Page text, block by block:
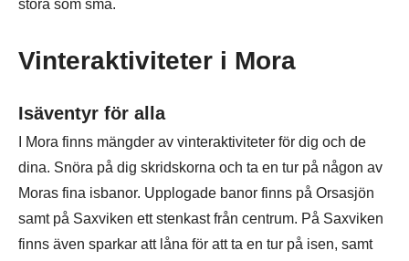
stora som små.
Vinteraktiviteter i Mora
Isäventyr för alla
I Mora finns mängder av vinteraktiviteter för dig och de
dina. Snöra på dig skridskorna och ta en tur på någon av
Moras fina isbanor. Upplogade banor finns på Orsasjön
samt på Saxviken ett stenkast från centrum. På Saxviken
finns även sparkar att låna för att ta en tur på isen, samt